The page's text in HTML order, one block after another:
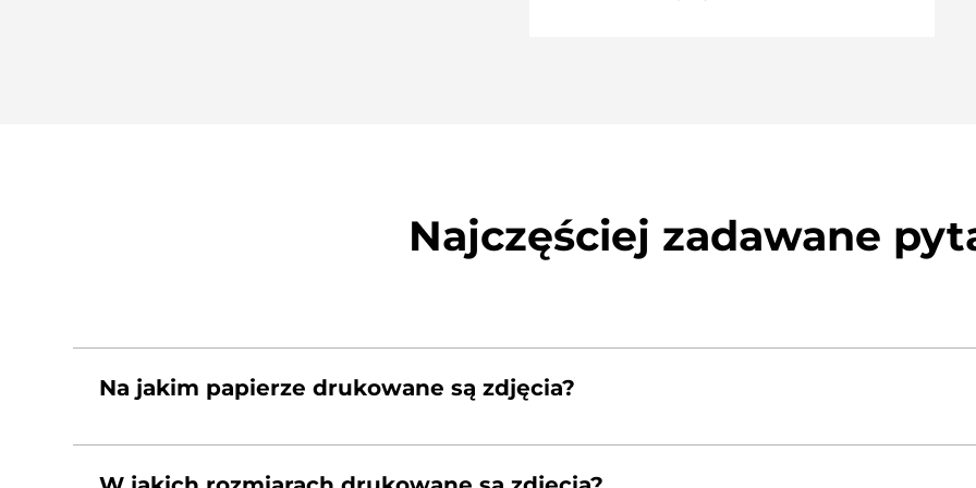
Najczęściej zadawane
Na jakim papierze drukowane są zdjęcia?
Fotografie są drukowane na profesjonalnym papierze fotograficznym o gramaturze 260g. Ten